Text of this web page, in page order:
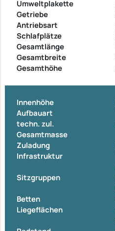
Umweltplakette
Getriebe
Antriebsart
Schlafplätze
Gesamtlänge
Gesamtbreite
Gesamthöhe
Innenhöhe
Aufbauart
techn. zul.
Gesamtmasse
Zuladung
Infrastruktur
Sitzgruppen
Betten
Liegeflächen